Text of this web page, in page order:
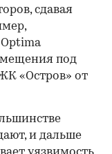
сдавая
под
«Остров» от
и дальше